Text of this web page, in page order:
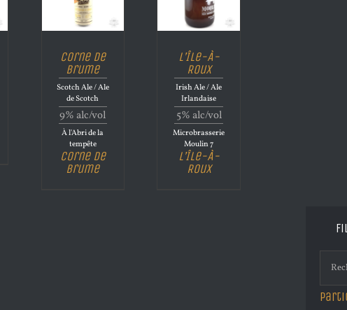
Corne de
brume
Scotch Ale / Ale
de Scotch
9% alc/vol
À l'Abri de la
tempête
Corne de
brume
L’Île-À-
Roux
Irish Ale / Ale
Irlandaise
5% alc/vol
Microbrasserie
Moulin 7
L’Île-À-
Roux